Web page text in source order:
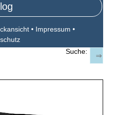
• Impressum •
Suche: